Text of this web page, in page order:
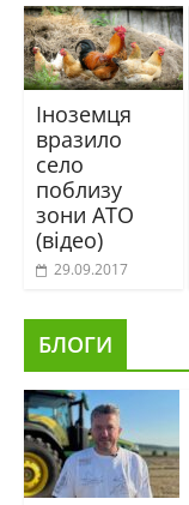
Іноземця
вразило
село
поблизу
зони АТО
(відео)
29.09.2017
БЛОГИ